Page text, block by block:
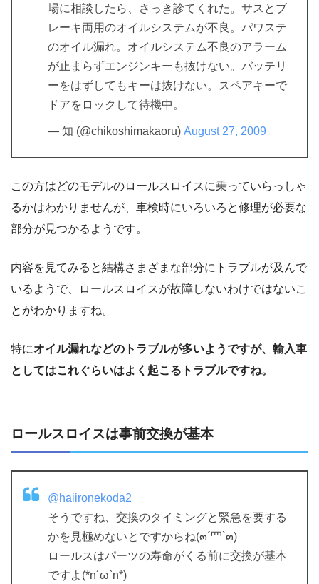
場に相談したら、さっき診てくれた。サスとブ
レーキ両用のオイルシステムが不良。パワステ
のオイル漏れ。オイルシステム不良のアラーム
が止まらずエンジンキーも抜けない。バッテリ
ーをはずしてもキーは抜けない。スペアキーで
ドアをロックして待機中。
— 知 (@chikoshimakaoru) August 27, 2009
この方はどのモデルのロールスロイスに乗っていらっしゃ
るかはわかりませんが、車検時にいろいろと修理が必要な
部分が見つかるようです。
内容を見てみると結構さまざまな部分にトラブルが及んで
いるようで、ロールスロイスが故障しないわけではないこ
とがわかりますね。
特にオイル漏れなどのトラブルが多いようですが、輸入車
としてはこれぐらいはよく起こるトラブルですね。
ロールスロイスは事前交換が基本
@haiironekoda2
そうですね、交換のタイミングと緊急を要する
かを見極めないとですからね(๓´罒`๓)
ロールスはパーツの寿命がくる前に交換が基本
ですよ(*n´ω`n*)